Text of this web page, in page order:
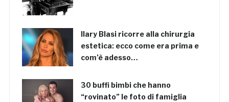
Ilary Blasi ricorre alla chirurgia
estetica: ecco come era prima e
com’è adesso…
30 buffi bimbi che hanno
“rovinato” le foto di famiglia